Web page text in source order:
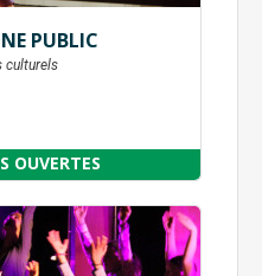
OUVERTES
PUBLIC
culturels